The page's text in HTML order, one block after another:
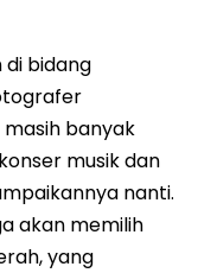
di bidang
banyak
musik dan
nanti.
akan memilih
yang